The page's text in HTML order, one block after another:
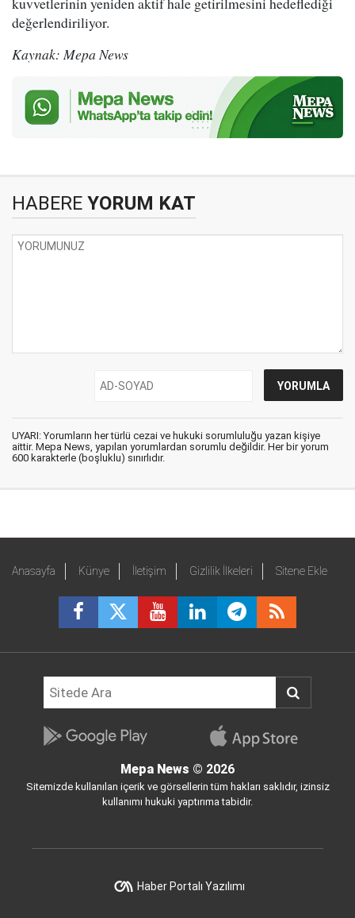
değerlendiriliyor.
Kaynak: Mepa News
HABERE YORUM KAT
UYARI: Yorumların her türlü cezai ve hukuki sorumluluğu yazan kişiye
aittir. Mepa News, yapılan yorumlardan sorumlu değildir. Her bir yorum
600 karakterle (boşluklu) sınırlıdır.
Anasayfa Künye İletişim Gizlilik İlkeleri Sitene Ekle
Mepa News © 2026
Sitemizde kullanılan içerik ve görsellerin tüm hakları saklıdır, izinsiz
kullanımı hukuki yaptırıma tabidir.
Haber Portalı Yazılımı